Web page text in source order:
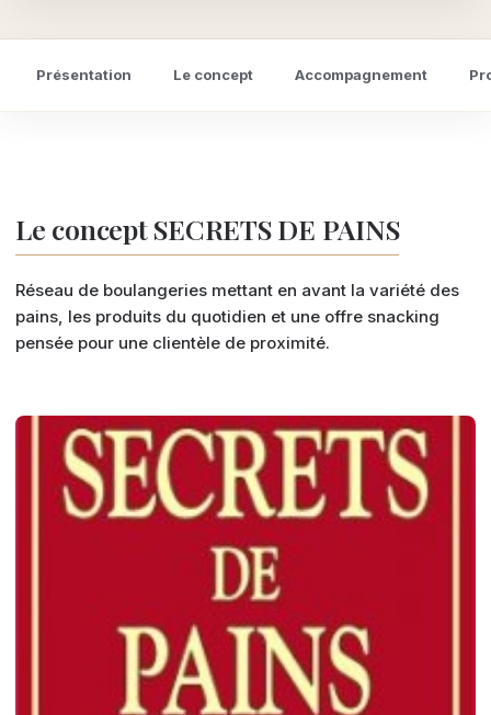
Présentation Le concept Accompagnement
Le concept SECRETS DE PAINS
Réseau de boulangeries mettant en avant la variété des
pains, les produits du quotidien et une offre snacking
pensée pour une clientèle de proximité.